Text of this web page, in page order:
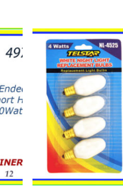
11465
LIGHT
BLANCAS
quantity